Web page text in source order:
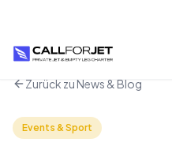
Zurück zu News & Blog
Events & Sport